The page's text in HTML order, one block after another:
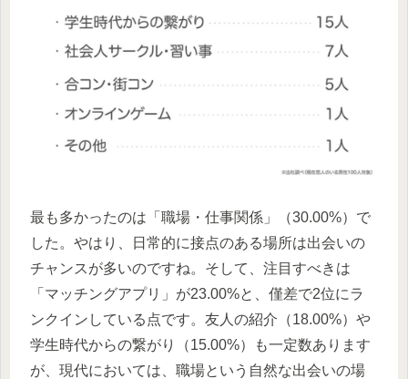
最も多かったのは「職場・仕事関係」（30.00%）で
した。やはり、日常的に接点のある場所は出会いの
チャンスが多いのですね。そして、注目すべきは
「マッチングアプリ」が23.00%と、僅差で2位にラ
ンクインしている点です。友人の紹介（18.00%）や
学生時代からの繋がり（15.00%）も一定数あります
が、現代においては、職場という自然な出会いの場